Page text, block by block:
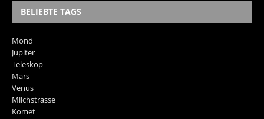
BELIEBTE TAGS
Mond
Jupiter
Teleskop
Mars
Venus
Milchstrasse
Komet